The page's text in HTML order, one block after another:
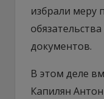
избрали меру
документов.
В этом деле
Капилян